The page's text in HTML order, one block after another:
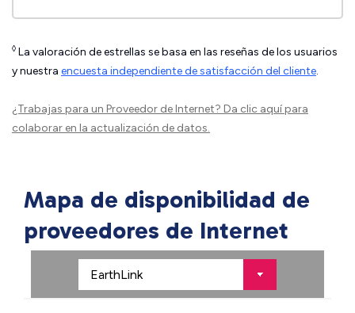
◊ La valoración de estrellas se basa en las reseñas de los usuarios
y nuestra encuesta independiente de satisfacción del cliente.
¿Trabajas para un Proveedor de Internet? Da clic aquípara
colaborar en la actualización de datos.
Mapa de disponibilidad de
proveedores de Internet